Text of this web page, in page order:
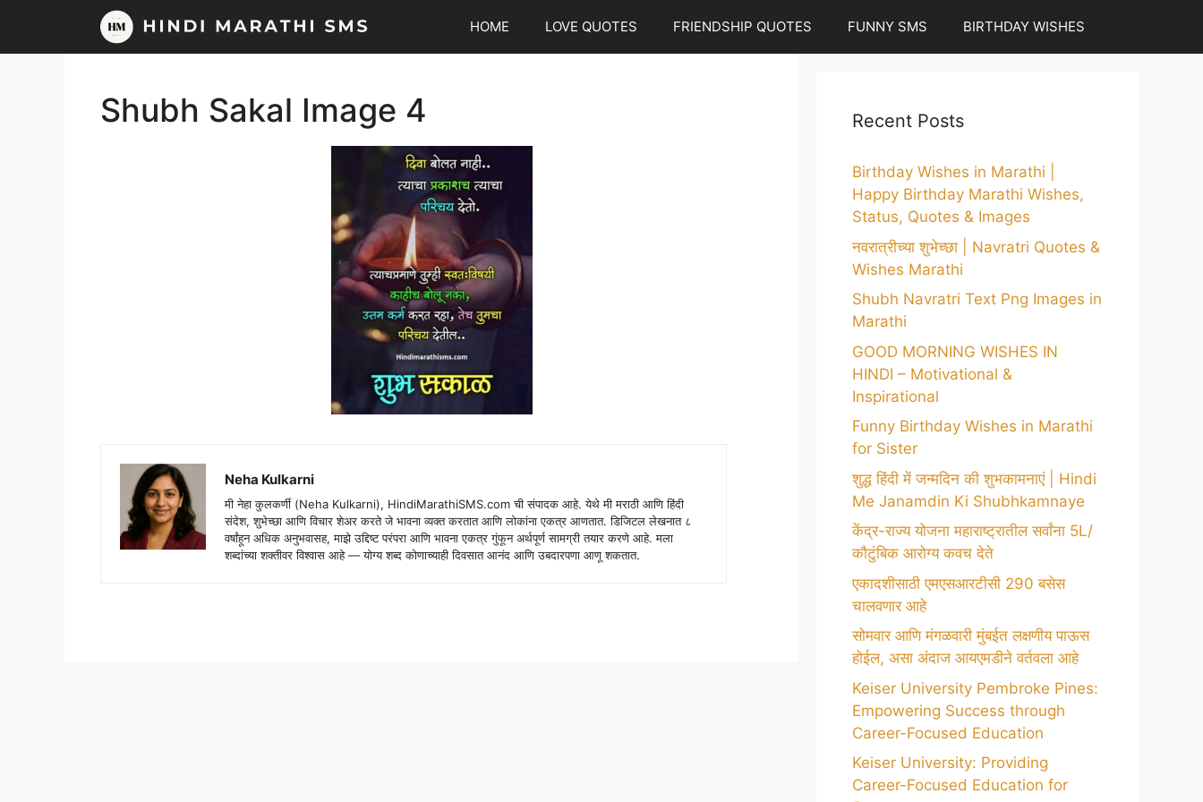
content
HOME LOVE QUOTES FRIENDSHIP QUOTES FUNNY SMS BIRTHDAY WISHES
Shubh Sakal Image 4
Neha Kulkarni
मी नेहा कुलकर्णी (Neha Kulkarni), HindiMarathiSMS.com ची संपादक आहे. येथे मी मराठी आणि हिंदी
संदेश, शुभेच्छा आणि विचार शेअर करते जे भावना व्यक्त करतात आणि लोकांना एकत्र आणतात. डिजिटल लेखनात ८
वर्षांहून अधिक अनुभवासह, माझे उद्दिष्ट परंपरा आणि भावना एकत्र गुंफून अर्थपूर्ण सामग्री तयार करणे आहे. मला
शब्दांच्या शक्तीवर विश्वास आहे — योग्य शब्द कोणाच्याही दिवसात आनंद आणि उबदारपणा आणू शकतात.
Recent Posts
Birthday Wishes in Marathi |
Happy Birthday Marathi Wishes,
Status, Quotes & Images
नवरात्रीच्या शुभेच्छा | Navratri Quotes &
Wishes Marathi
Shubh Navratri Text Png Images in
Marathi
GOOD MORNING WISHES IN
HINDI – Motivational &
Inspirational
Funny Birthday Wishes in Marathi
for Sister
शुद्ध हिंदी में जन्मदिन की शुभकामनाएं | Hindi
Me Janamdin Ki Shubhkamnaye
केंद्र-राज्य योजना महाराष्ट्रातील सर्वांना 5L/
कौटुंबिक आरोग्य कवच देते
एकादशीसाठी एमएसआरटीसी 290 बसेस
चालवणार आहे
सोमवार आणि मंगळवारी मुंबईत लक्षणीय पाऊस
होईल, असा अंदाज आयएमडीने वर्तवला आहे
Keiser University Pembroke Pines:
Empowering Success through
Career-Focused Education
Keiser University: Providing
Career-Focused Education for